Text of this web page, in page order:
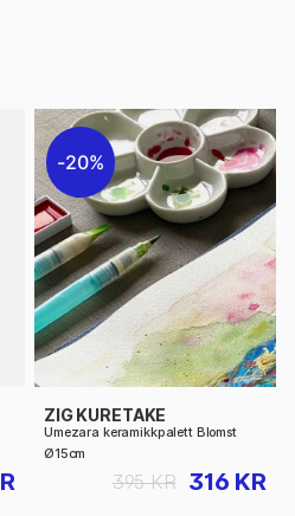
20%
ZIG KURETAKE
Umezara keramikkpalett Blomst
Ø15cm
316 KR
395 KR